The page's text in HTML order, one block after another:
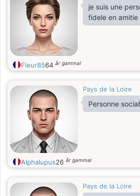
je suis une
fidele en amitie
Fleur8564 år gammal
Pays de la Loire
Personne
Alphalupus26 år gammal
Pays de la Loire